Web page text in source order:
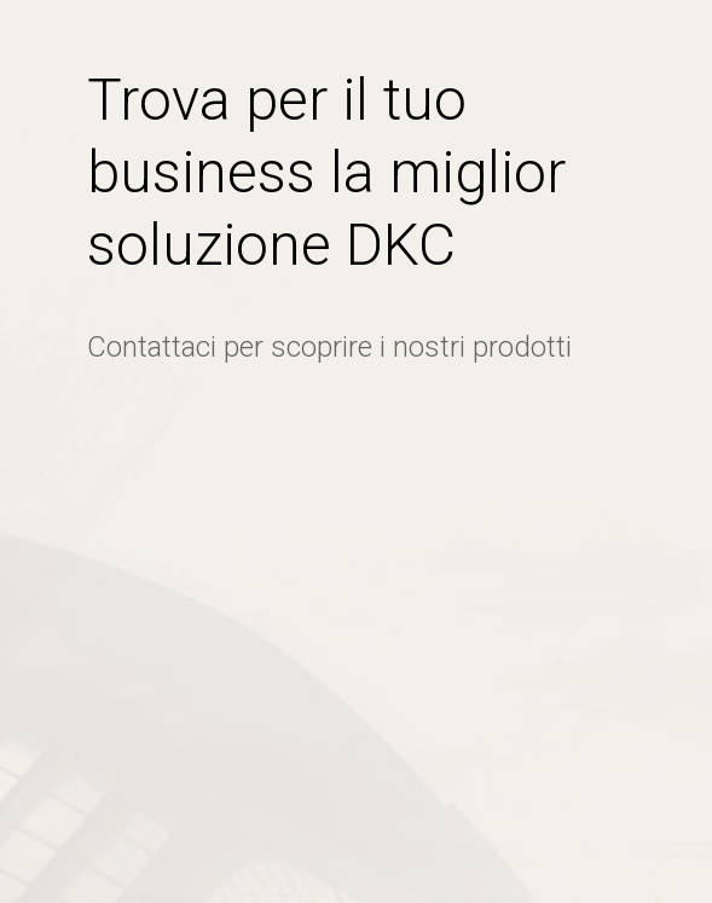
Trova per il tuo
business la miglior
soluzione DKC
Contattaci per scoprire i nostri prodotti